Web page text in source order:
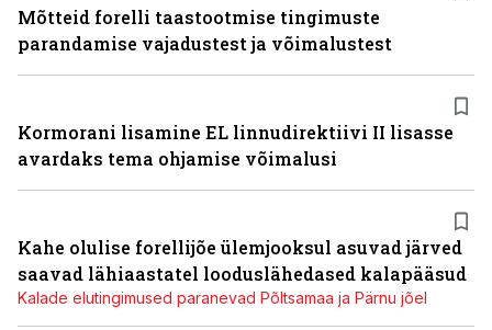
Mõtteid forelli taastootmise tingimuste
parandamise vajadustest ja võimalustest
Kormorani lisamine EL linnudirektiivi II lisasse
avardaks tema ohjamise võimalusi
Kahe olulise forellijõe ülemjooksul asuvad järved
saavad lähiaastatel looduslähedased kalapääsud
Kalade elutingimused paranevad Põltsamaa ja Pärnu jõel